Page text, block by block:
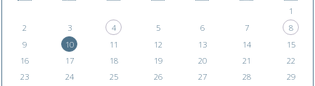
1
2
3 4 5 6 7
8
9
10 11 12 13 14
15
16
17 18 19 20 21
22
23
24 25 26 27 28
29